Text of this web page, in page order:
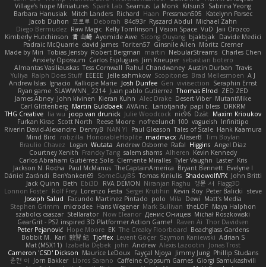
Village's hope Miniatures Spark Lab Seamus La Monk Kitsun3
Sabrina Yeong
Barbara Hanusiak Mitch Landers Richard Haan Pressman505
Katelynn Parsec
Jacob Duhon 포로루 Deborah 84d93r Ryszard Abdul Michael Zahn
Diego Bermudez Raw Magic Kelly Tomlinson | Vision Space VuD Jaii Orozco
Kimberly Hutchinson 貴 山崎 Ayomide Awe Sicong Ouyang bjakbjak Davide Medici
Padraic McQuarrie david james Toriten57 Ginsnile Allen Moritz Cremer
Made by Miri Tobias Jensby Robert Bergman martin NebularStreams Charles Chen
Anxiety Opossum Carlos Esplugues Jim Kneuper sebastian botero
Almantas Vasiliauskas Tess Cornwall Rahul Chandwaney Austin Durban Travis
Yuliya Ralph Does Stuff EEEEE Jelle sahmkow Scopitones Brad Mellesmoen A J
Andrew Islas Ignacio Kalliope Marie Josh Dunfee Gen viviisection Seraphin Ernst
Ryan game SLAWWNN_ 2214 Juan pablo Gutierrez Thomas Elrod ZED ZED
James Abney John kivinen Kieran Kuhn Alec Drake Desert Viber MutantMike
Carl Glittenberg Martin Guldbaek AVAinc. Lariotjandy papi bless DRKRM
THG Creative lia wu joop van drunick Julie Woodcock nic96 Dzät Maxim Krioukov
Furkan Kirac Scott North Reese Moore nofreelunch 100 vagueish Infinitipo
Riverin David-Alexandre DennyB NAN YI Paul Gleason Tales of Scale Hank Kaamura
Mind Bird
robzilla HonorableHoplite madmacx AlisserB Tim Boylan
Braulio Chavez
Logan Wutata Andrew Osborne Rafal Higgins Angel Diaz
Courtney Xenith Francky Tang salem shams Alheren Kevin Kennedy
Carlos Abraham Gutiérrez Solis Clemente Miralles Tyler Vaughn Laster Kris
Jackson N. Rocha Paul McManus TheCaptainAmerica Bryant Bennett Evelyne I
Dániel Zarándi BenYanken69 SomeGuyBS Tomas Kiniulis ShadowolfVFX John Britti
Jack Quinn Beth Ebi3D RVA DEMON Niranjan Raghu 경문 서 Flagg3D
Lonnon Foster Rolf Frey Lorenzo Festa Sergei Krutihin Kevin Roy Peter Balicki steve
Joseph Salud
Facundo Martinez Pintado polo Mila Dewi
Matt's Media
Stephen Grimm
microdee Hans Wegener Mark Sullivan theLOF Maya Halphon
szabolcs csaszar Stellarator Now Eleanor Денис Оницев Michał Roszkowski
GearGrit - PS2 inspired 3D Platformer Action Game!
Raven Ai Thor Davidsen
Peter Pejanović Hope Moore EK The Creaky Floorboard Beachglass Gardens
Bobbit M. Karl 敦智 紀 Tjoffex Levent Göçer Szymon Kaniewski Adrian S
Mat (M5X11) Izabella Dębek john Andrew Alexis Lazootin
Jonas Trost
Cameron 'CSD' Dickson Maurice LeDoux Fayçal Njoya Jimmy Jung Phillip Studans
준현 이 Jorn Bakker Lloros Sarano Caffeine Oppsum Games Giorgi Samukashvili